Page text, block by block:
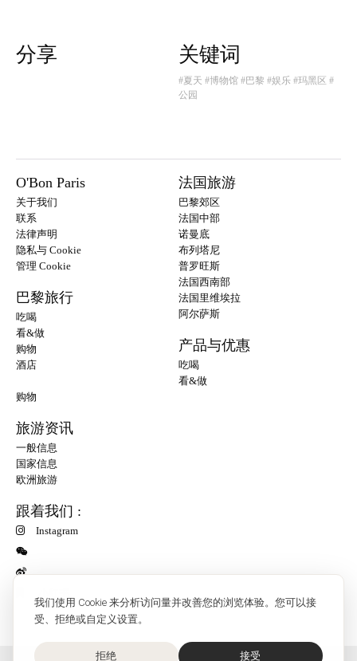
我们使用 Cookie 来分析访问量并改善您的浏览体验。您可以接
受、拒绝或自定义设置。
拒绝 接受
分享 关键词
#夏天 #博物馆 #巴黎 #娱乐 #玛黑区 #
公园
O'Bon Paris
关于我们
联系
法律声明
隐私与 Cookie
管理 Cookie
巴黎旅行
吃喝
看&做
购物
酒店
法国旅游
巴黎郊区
法国中部
诺曼底
布列塔尼
普罗旺斯
法国西南部
法国里维埃拉
阿尔萨斯
产品与优惠
吃喝
看&做
购物
旅游资讯
一般信息
国家信息
欧洲旅游
跟着我们 :
Instagram